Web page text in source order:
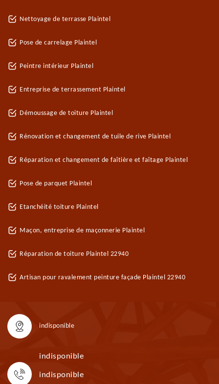
Nettoyage de terrasse Plaintel
Pose de carrelage Plaintel
Peintre intérieur Plaintel
Entreprise de terrassement Plaintel
Démoussage de toiture Plaintel
Rénovation et changement de tuile de rive Plaintel
Réparation et changement de faîtière et faîtage Plaintel
Pose de parquet Plaintel
Etanchéité toiture Plaintel
Maçon, entreprise de maçonnerie Plaintel
Réparation de toiture Plaintel 22940
Artisan pour ravalement peinture façade Plaintel 22940
indisponible
indisponible
indisponible